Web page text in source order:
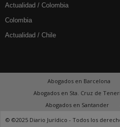
Actualidad / Colombia
Colombia
Actualidad / Chile
Abogados en Barcelona
Abogados en Sta. Cruz de
Abogados en Santander
© ©2025 Diario Jurídico - Todos los